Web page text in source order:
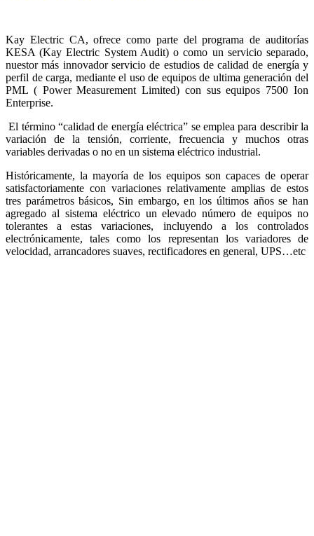
Kay Electric CA, ofrece como parte del programa de auditorías
KESA (Kay Electric System Audit) o como un servicio separado,
nuestor más innovador servicio de estudios de calidad de energía y
perfil de carga, mediante el uso de equipos de ultima generación del
PML ( Power Measurement Limited) con sus equipos 7500 Ion
Enterprise.
El término “calidad de energía eléctrica” se emplea para describir la
variación de la tensión, corriente, frecuencia y muchos otras
variables derivadas o no en un sistema eléctrico industrial.
Históricamente, la mayoría de los equipos son capaces de operar
satisfactoriamente con variaciones relativamente amplias de estos
tres parámetros básicos, Sin embargo, en los últimos años se han
agregado al sistema eléctrico un elevado número de equipos no
tolerantes a estas variaciones, incluyendo a los controlados
electrónicamente, tales como los representan los variadores de
velocidad, arrancadores suaves, rectificadores en general, UPS…etc